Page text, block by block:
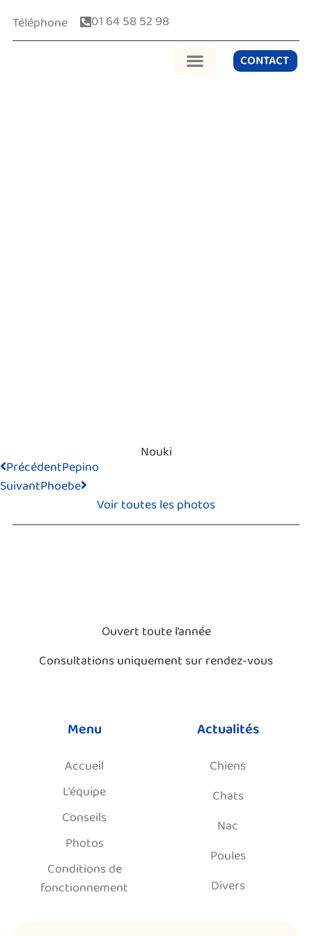
Téléphone 01 64 58 52 98
CONTACT
Nouki
PrécédentPepino
SuivantPhoebe
Voir toutes les photos
Ouvert toute l’année
Consultations uniquement sur rendez-vous
Menu
Accueil
L'équipe
Conseils
Photos
Conditions de
fonctionnement
Actualités
Chiens
Chats
Nac
Poules
Divers